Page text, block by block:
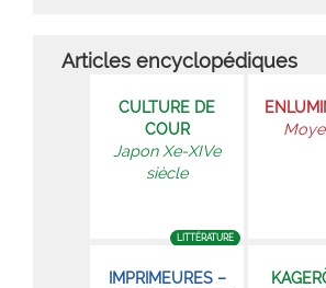
Articles encyclopédiques
CULTURE DE
COUR
Japon Xe-XIVe
siècle
LITTÉRATURE
IMPRIMEURES –